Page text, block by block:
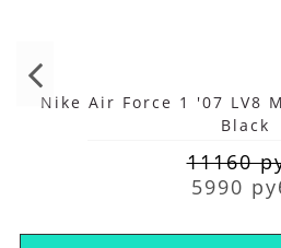
Nike Air Force 1 '07 LV8
Black
11160
5990